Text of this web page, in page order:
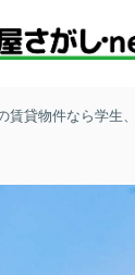
賃貸物件なら学生